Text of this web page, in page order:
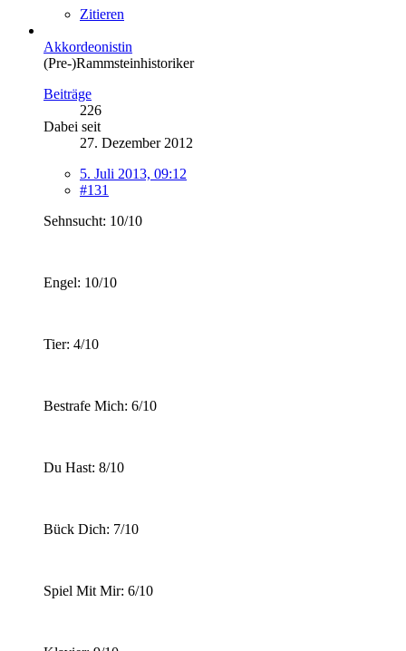
Zitieren
Akkordeonistin
(Pre-)Rammsteinhistoriker
Beiträge
226
Dabei seit
27. Dezember 2012
5. Juli 2013, 09:12
#131
Sehnsucht: 10/10
Engel: 10/10
Tier: 4/10
Bestrafe Mich: 6/10
Du Hast: 8/10
Bück Dich: 7/10
Spiel Mit Mir: 6/10